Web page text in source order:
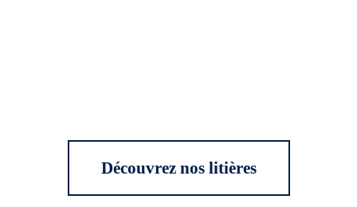
Découvrez nos litières